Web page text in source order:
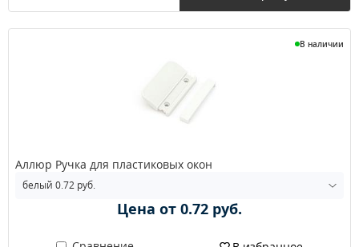
В наличии
Аллюр Ручка для пластиковых окон
Цена от 0.72 руб.